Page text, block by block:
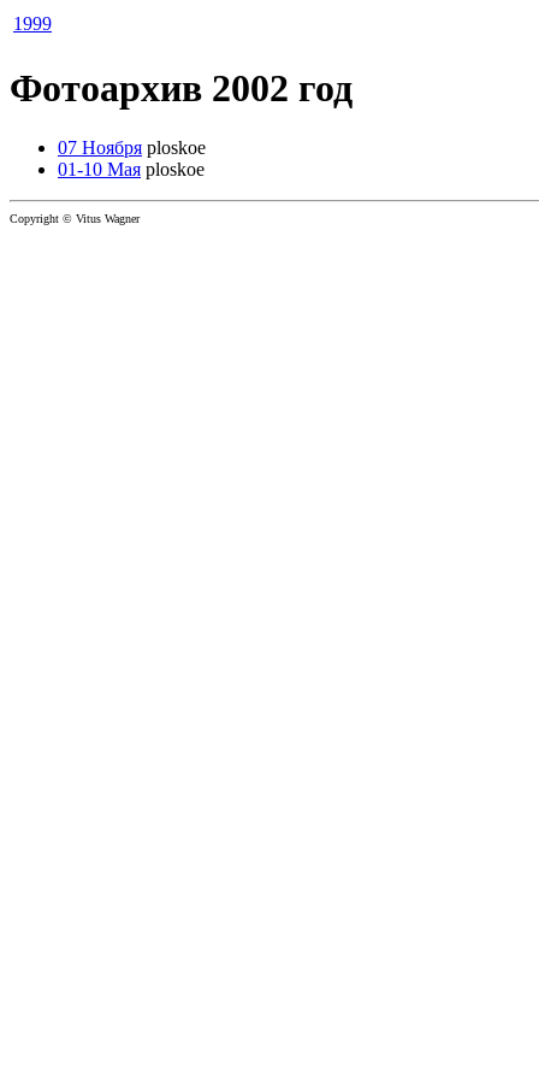
1999
Фотоархив 2002 год
07 Ноября ploskoe
01-10 Мая ploskoe
Copyright © Vitus Wagner